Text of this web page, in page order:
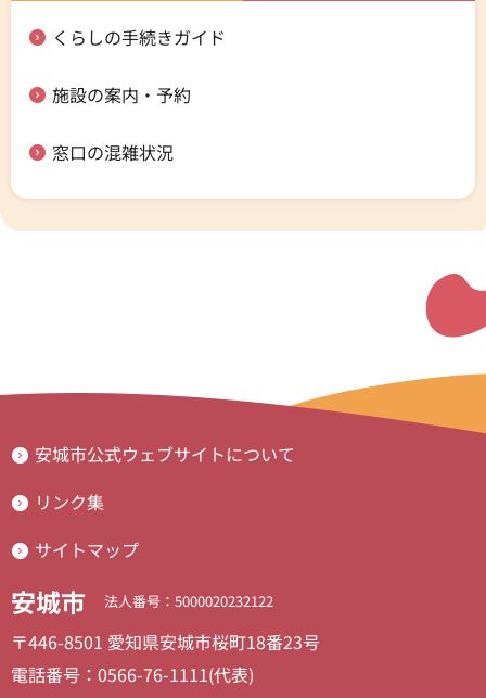
くらしの手続きガイド
施設の案内・予約
窓口の混雑状況
安城市公式ウェブサイトについて
リンク集
サイトマップ
安城市 法人番号：5000020232122
〒446-8501 愛知県安城市桜町18番23号
電話番号：0566-76-1111(代表)